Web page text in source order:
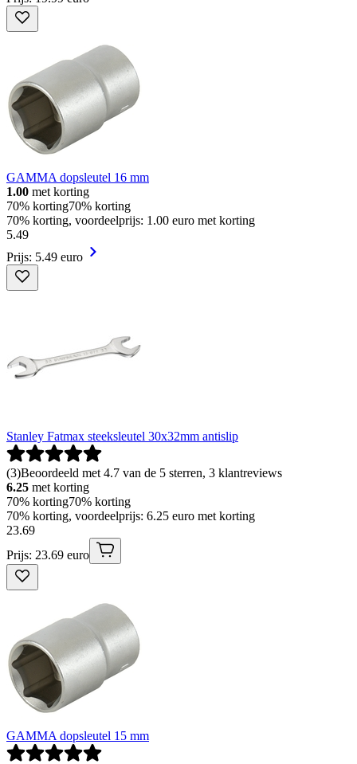
GAMMA dopsleutel 16 mm
1.00 met korting
70% korting70% korting
70% korting, voordeelprijs: 1.00 euro met korting
5.49
Prijs: 5.49 euro
Stanley Fatmax steeksleutel 30x32mm antislip
(3)Beoordeeld met 4.7 van de 5 sterren, 3 klantreviews
6.25 met korting
70% korting70% korting
70% korting, voordeelprijs: 6.25 euro met korting
23.69
Prijs: 23.69 euro
GAMMA dopsleutel 15 mm